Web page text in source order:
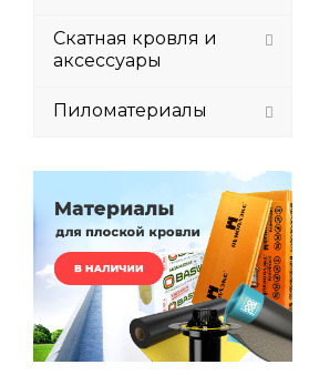
Скатная кровля и
аксессуары
Пиломатериалы